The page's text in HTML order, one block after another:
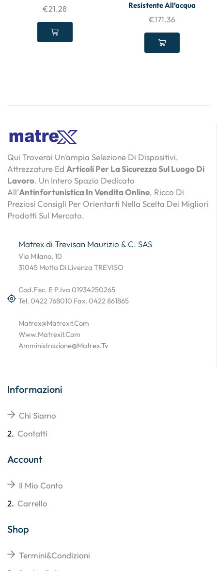
€21.28
Resistente All’acqua
€171.36
Qui Troverai Un’ampia Selezione Di Dispositivi,
Attrezzature Ed Articoli Per La Sicurezza Sul Luogo Di
Lavoro. Un Intero Spazio Dedicato
All’Antinfortunistica In Vendita Online, Ricco Di
Preziosi Consigli Per Orientarti Nella Scelta Dei Migliori
Prodotti Sul Mercato.
Matrex di Trevisan Maurizio & C. SAS
Via Milano, 10
31045 Motta Di Livenza TREVISO
Cod.Fisc. E P.Iva 01934250265
Tel. 0422 768010 Fax. 0422 861865
Matrex@matrexit.com
Www.matrexit.com
Amministrazione@matrex.tv
Informazioni
Chi Siamo
2. Contatti
Account
Il Mio Conto
2. Carrello
Shop
Termini&Condizioni